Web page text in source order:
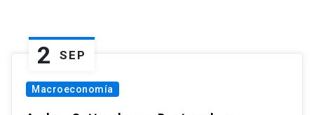
2 SEP
Macroeconomía